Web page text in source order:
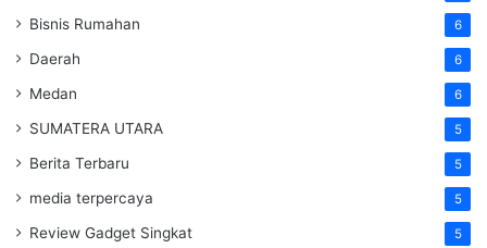
Bisnis Rumahan 6
Daerah 6
Medan 6
SUMATERA UTARA 5
Berita Terbaru 5
media terpercaya 5
Review Gadget Singkat 5